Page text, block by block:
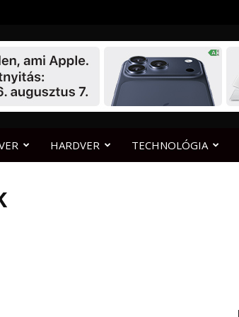
HARDVER TECHNOLÓGIA